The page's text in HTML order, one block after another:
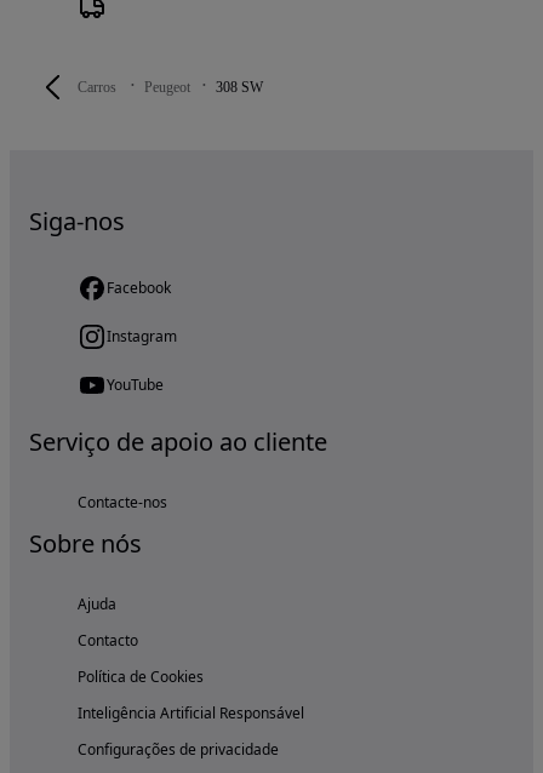
Carros Peugeot 308 SW
Siga-nos
Facebook
Instagram
YouTube
Serviço de apoio ao cliente
Contacte-nos
Sobre nós
Ajuda
Contacto
Política de Cookies
Inteligência Artificial Responsável
Configurações de privacidade